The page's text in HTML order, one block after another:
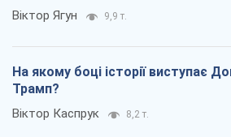
Віктор Ягун 9,9 т.
На якому боці історії виступає
Трамп?
Віктор Каспрук 8,2 т.